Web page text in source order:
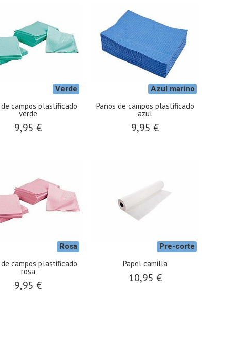
Verde
de campos plastificado
verde
9,95 €
Azul marino
Paños de campos plastificado
azul
9,95 €
Rosa
de campos plastificado
rosa
9,95 €
Pre-corte
Papel camilla
10,95 €